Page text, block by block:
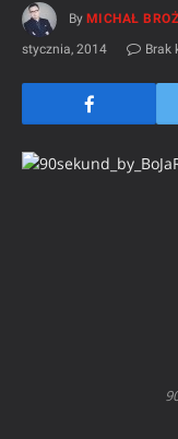
By MICHAŁ
stycznia, 2014
Brak